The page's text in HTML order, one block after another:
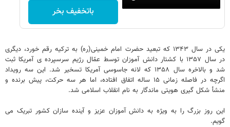
باتخفیف بخر
یکی در سال ۱۳۴۳ که تبعید حضرت امام خمینی(ره) به ترکیه رقم خورد، دیگری
در سال ۱۳۵۷ با کشتار دانش آموزان توسط عمّال رژیم سرسپرده ی آمریکا ثبت
شد و بالاخره سال ۱۳۵۸ که لانه جاسوسی آمریکا تسخیر شد. این سه رویداد
اگرچه در فاصله زمانی ۱۵ ساله اتفاق افتاده، اما هر سه حرکت، پیش برنده و
منشأ شکل گیری هویتی ماندگار به نام انقلاب اسلامی شد.
این روز بزرگ را به ویژه به دانش آموزان عزیز و آینده سازان کشور تبریک می
گویم.